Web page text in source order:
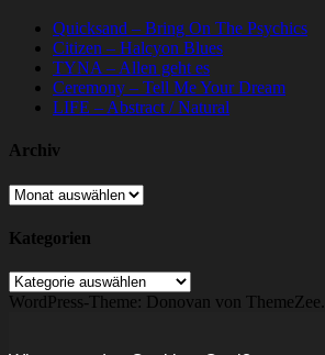
Quicksand – Bring On The Psychics
Citizen – Halcyon Blues
TYNA – Allen geht es
Ceremony – Tell Me Your Dream
LIFE – Abstract / Natural
Archiv
Archiv
Kategorien
Kategorien
WordPress-Theme: Donovan von ThemeZee.